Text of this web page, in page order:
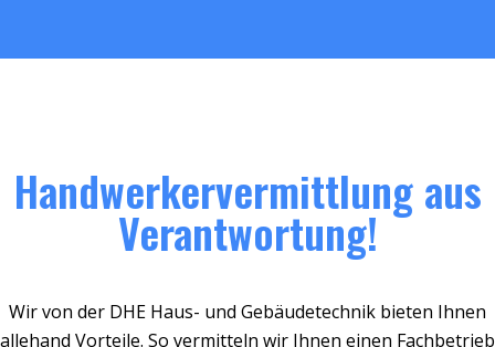
Handwerkervermittlung aus
Verantwortung!
Wir von der DHE Haus- und Gebäudetechnik bieten Ihnen
allehand Vorteile. So vermitteln wir Ihnen einen Fachbetrieb